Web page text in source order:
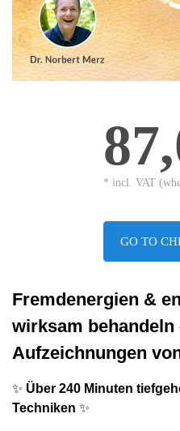
* incl. VAT
GO TO
Fremdenergien &
wirksam behandeln
Aufzeichnungen
✨ Über 240 Minuten
Techniken ✨